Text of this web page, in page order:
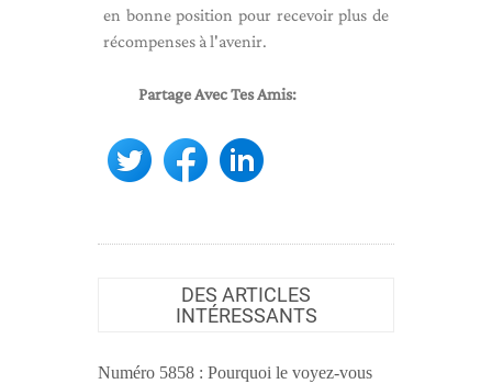
en bonne position pour recevoir plus de
récompenses à l'avenir.
Partage Avec Tes Amis:
DES ARTICLES
INTÉRESSANTS
Numéro 5858 : Pourquoi le voyez-vous